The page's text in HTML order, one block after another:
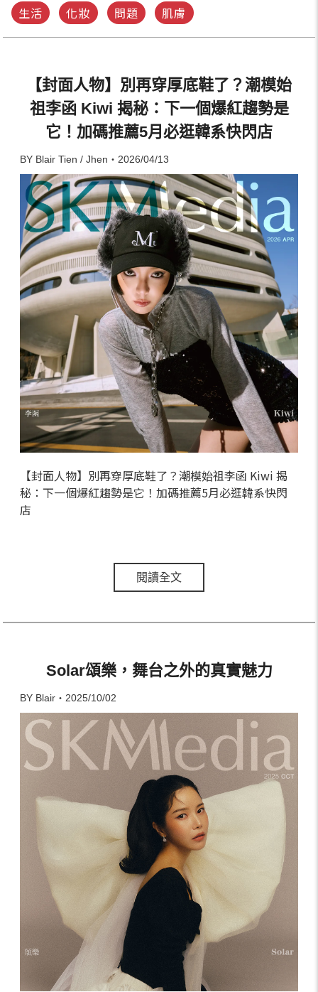
生活 化妝 問題 肌膚
【封面人物】別再穿厚底鞋了？潮模始
祖李函 Kiwi 揭秘：下一個爆紅趨勢是
它！加碼推薦5月必逛韓系快閃店
BY Blair Tien / Jhen・2026/04/13
【封面人物】別再穿厚底鞋了？潮模始祖李函 Kiwi 揭
秘：下一個爆紅趨勢是它！加碼推薦5月必逛韓系快閃
店
閱讀全文
Solar頌樂，舞台之外的真實魅力
BY Blair・2025/10/02